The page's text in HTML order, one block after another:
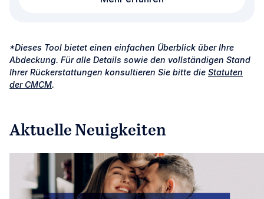
*Dieses Tool bietet einen einfachen Überblick über Ihre
Abdeckung. Für alle Details sowie den vollständigen Stand
Ihrer Rückerstattungen konsultieren Sie bitte die Statuten
der CMCM.
Aktuelle Neuigkeiten